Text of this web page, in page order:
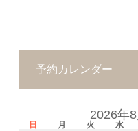
予約カレンダー
2026年8
日 月 火 水